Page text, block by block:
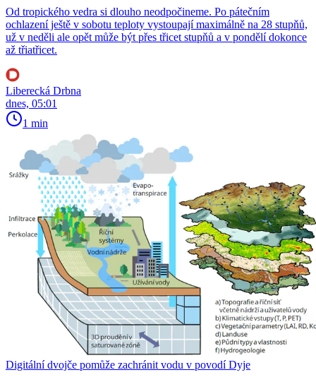
Od tropického vedra si dlouho neodpočineme. Po pátečním
ochlazení ještě v sobotu teploty vystoupají maximálně na 28 stupňů,
už v neděli ale opět může být přes třicet stupňů a v pondělí dokonce
až třiatřicet.
Liberecká Drbna
dnes, 05:01
1 min
Digitální dvojče pomůže zachránit vodu v povodí Dyje